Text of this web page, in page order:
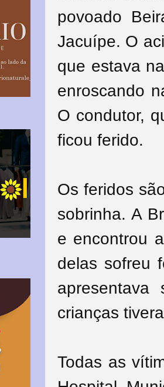
povoado
Jacuípe. O
que estava
enroscando
O condutor,
ficou ferido.
Os feridos
sobrinha. A
e encontrou
delas sofreu
crianças
Todas as